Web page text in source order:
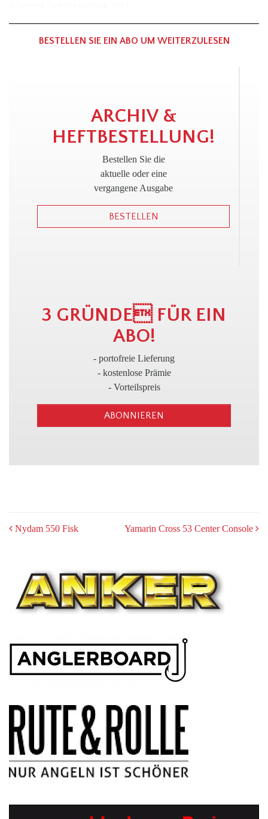
BESTELLEN SIE EIN ABO UM WEITERZULESEN
!
ARCHIV &
HEFTBESTELLUNG!
Bestellen Sie die
aktuelle oder eine
vergangene Ausgabe
BESTELLEN
3
3 GRÜNDE FÜR EIN
ABO!
- portofreie Lieferung
- kostenlose Prämie
- Vorteilspreis
ABONNIEREN
POST
Nydam 550 Fisk Yamarin Cross 53 Center Console